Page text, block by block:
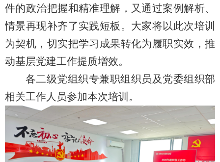
件的政治把握和精准理解，又通过案例解析、
情景再现补齐了实践短板。大家将以此次培训
为契机，切实把学习成果转化为履职实效，推
动基层党建工作提质增效。
各二级党组织专兼职组织员及党委组织部
相关工作人员参加本次培训。